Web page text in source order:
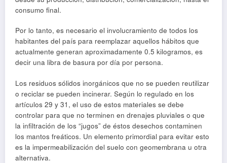
consumo final.
Por lo tanto, es necesario el involucramiento de todos los
habitantes del país para reemplazar aquellos hábitos que
actualmente generan aproximadamente 0.5 kilogramos, es
decir una libra de basura por día por persona.
Los residuos sólidos inorgánicos que no se pueden reutilizar
o reciclar se pueden incinerar. Según lo regulado en los
artículos 29 y 31, el uso de estos materiales se debe
controlar para que no terminen en drenajes pluviales o que
la infiltración de los “jugos” de éstos desechos contaminen
los mantos freáticos. Un elemento primordial para evitar esto
es la impermeabilización del suelo con geomembrana u otra
alternativa.